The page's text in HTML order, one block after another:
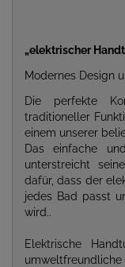
„elektrischer
Modernes Design
Die perfekte
traditioneller
einem unserer
Das einfache
unterstreicht
dafür, dass der
jedes Bad passt
wird..
Elektrische